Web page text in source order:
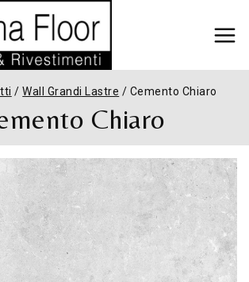
/ Wall Grandi Lastre / Cemento Chiaro
Chiaro